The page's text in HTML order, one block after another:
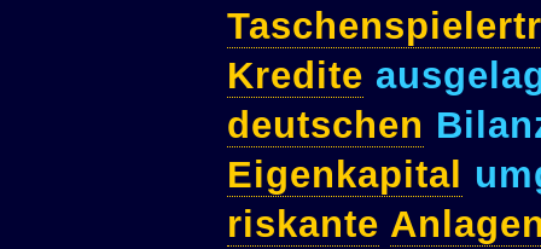
Kredite
deutschen
Eigenkapital
riskante